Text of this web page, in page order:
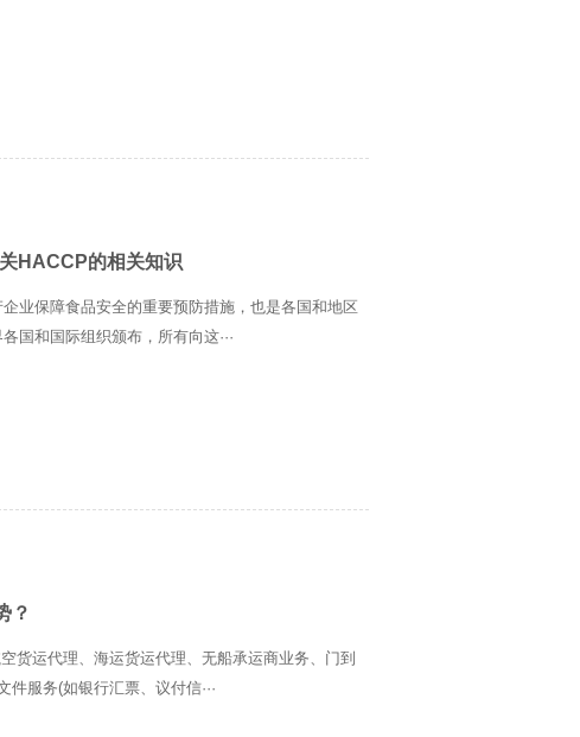
HACCP的相关知识
业保障食品安全的重要预防措施，也是各国和地区
国和国际组织颁布，所有向这···
？
货运代理、海运货运代理、无船承运商业务、门到
服务(如银行汇票、议付信···